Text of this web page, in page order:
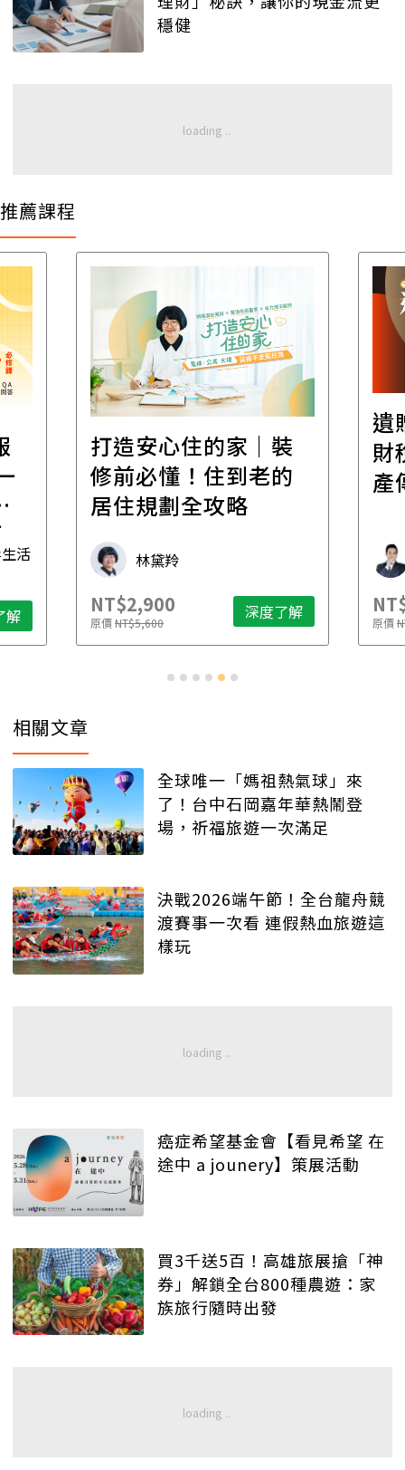
穩健
推薦課程
活
解
打造安心住的家｜裝
修前必懂！住到老的
居住規劃全攻略
林黛羚
NT$2,900
原價NT$5,600 深度了解
遺
財
產
原價
相關文章
全球唯一「媽祖熱氣球」來
了！台中石岡嘉年華熱鬧登
場，祈福旅遊一次滿足
決戰2026端午節！全台龍舟競
渡賽事一次看 連假熱血旅遊這
樣玩
癌症希望基金會【看見希望 在
途中 a jounery】策展活動
買3千送5百！高雄旅展搶「神
券」解鎖全台800種農遊：家
族旅行隨時出發